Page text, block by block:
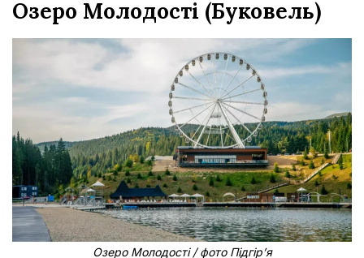
Озеро Молодості (Буковель)
Озеро Молодості / фото Підгір’я